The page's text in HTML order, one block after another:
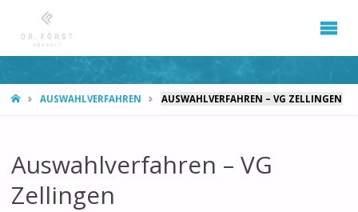
STARTAUSWAHLVERFAHREN AUSWAHLVERFAHREN – VG ZELLINGEN
Auswahlverfahren – VG
Zellingen